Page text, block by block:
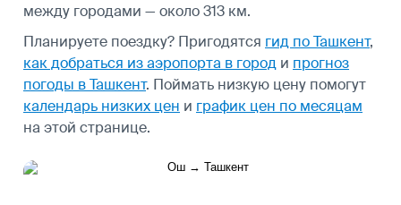
между городами — около 313 км.
Планируете поездку? Пригодятся гид по Ташкент,
как добраться из аэропорта в город и прогноз
погоды в Ташкент. Поймать низкую цену помогут
календарь низких цен и график цен по месяцам
на этой странице.